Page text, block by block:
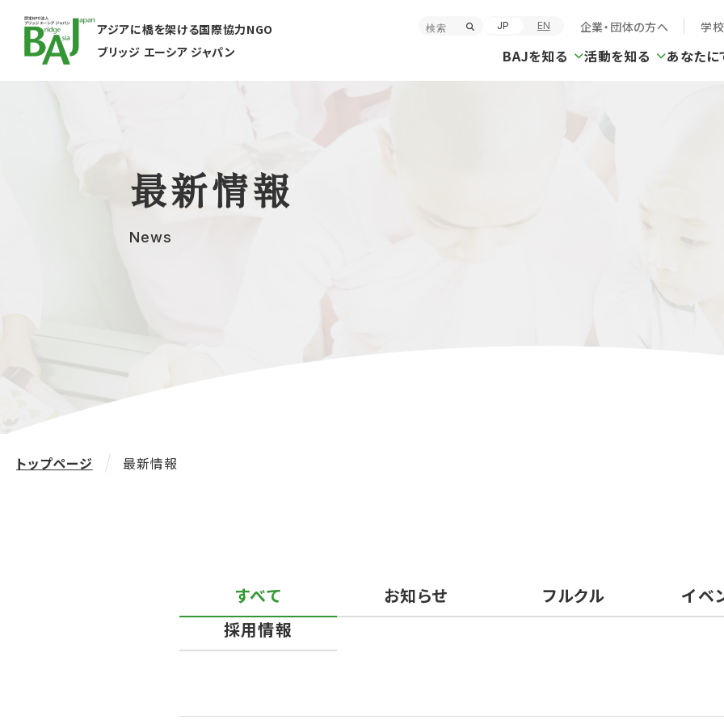
アジアに橋を架ける国際協力NGO
ブリッジ エーシア ジャパン
JP EN 企業・団体の方へ 学
BAJを知る 活動を知る あなたに
最新情報
News
トップページ 最新情報
すべて お知らせ フルクル
イベ
採用情報